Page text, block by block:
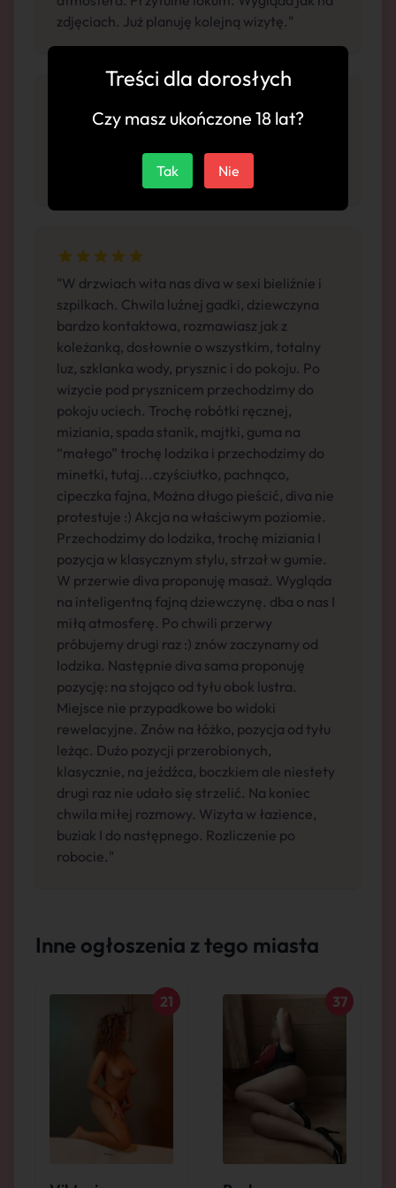
zdjęciach. Już planuję kolejną wizytę."
"Wyjątkowa , śliczna , ciałko cudowne a do
tego bardzo zaangażowana. Potrafi rozpalić
zmysły. Warta każdych pieniędzy"
"W drzwiach wita nas diva w sexi bieliźnie i
szpilkach. Chwila luźnej gadki, dziewczyna
bardzo kontaktowa, rozmawiasz jak z
koleżanką, dosłownie o wszystkim, totalny
luz, szklanka wody, prysznic i do pokoju. Po
wizycie pod prysznicem przechodzimy do
pokoju uciech. Trochę robótki ręcznej,
miziania, spada stanik, majtki, guma na
“małego” trochę lodzika i przechodzimy do
minetki, tutaj...czyściutko, pachnąco,
cipeczka fajna, Można długo pieścić, diva nie
protestuje :) Akcja na właściwym poziomie.
Przechodzimy do lodzika, trochę miziania I
pozycja w klasycznym stylu, strzał w gumie.
W przerwie diva proponuję masaż. Wygląda
na inteligentną fajną dziewczynę. dba o nas I
miłą atmosferę. Po chwili przerwy
próbujemy drugi raz :) znów zaczynamy od
lodzika. Następnie diva sama proponuję
pozycję: na stojąco od tyłu obok lustra.
Miejsce nie przypadkowe bo widoki
rewelacyjne. Znów na łóżko, pozycja od tyłu
leżąc. Dużo pozycji przerobionych,
klasycznie, na jeźdźca, boczkiem ale niestety
drugi raz nie udało się strzelić. Na koniec
chwila miłej rozmowy. Wizyta w łazience,
buziak I do następnego. Rozliczenie po
robocie."
Inne ogłoszenia z tego miasta
21 37
Treści dla dorosłych
Czy masz ukończone 18 lat?
Tak Nie